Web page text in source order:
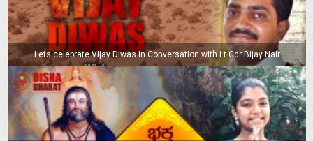
Lets celebrate Vijay Diwas in Conversation with Lt Cdr Bijay Nair